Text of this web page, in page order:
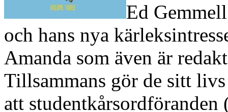
Ed
och hans nya
Amanda som även är
Tillsammans gör de sitt
att